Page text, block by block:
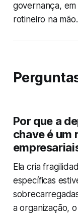
governança,
rotineiro na mão.
Por que a
chave é um
Ela cria
específicas
a organização,